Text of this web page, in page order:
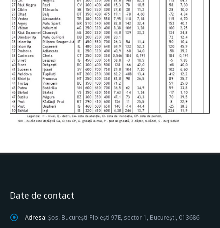
Date de contact
Adresa: Șos. București-Ploiești 97E, sector 1, București, 013686